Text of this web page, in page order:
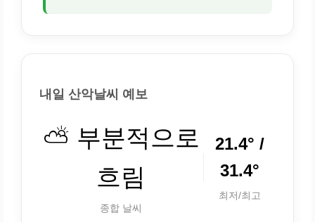
내일 산악날씨 예보
⛅ 부분적으로
흐림
종합 날씨
21.4° /
31.4°
최저/최고